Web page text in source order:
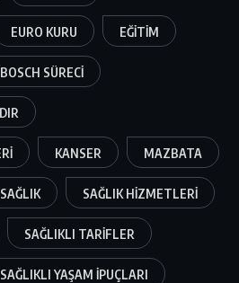
EURO KURU EĞITIM
SÜRECI
KANSER MAZBATA
SAĞLIK SAĞLIK HIZMETLERI
SAĞLIKLI TARIFLER
SAĞLIKLI YAŞAM IPUÇLARI